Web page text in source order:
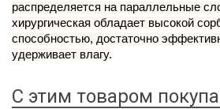
распределяется на параллельные
хирургическая обладает высокой
способностью, достаточно
удерживает влагу.
С этим товаром